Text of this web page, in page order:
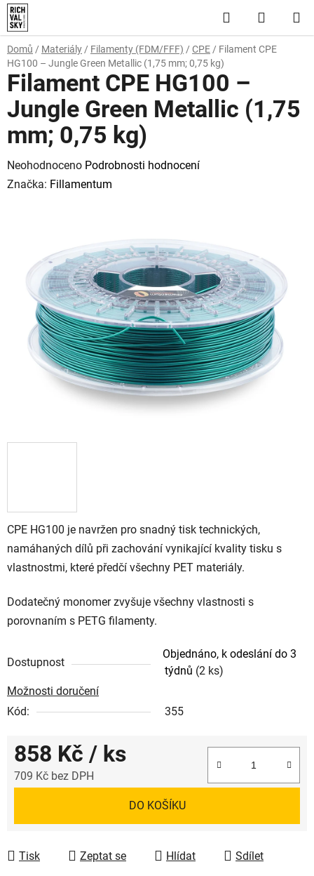
Přejít
na
obsah
Hledat
KOŠÍK
Domů / Materiály / Filamenty (FDM/FFF) / CPE / Filament CPE
HG100 – Jungle Green Metallic (1,75 mm; 0,75 kg)
CPE HG100 je navržen pro snadný tisk technických,
namáhaných dílů při zachování vynikající kvality tisku s
vlastnostmi, které předčí všechny PET materiály.
Dodatečný monomer zvyšuje všechny vlastnosti s
porovnaním s PETG filamenty.
Dostupnost
Objednáno, k odeslání do 3
týdnů (2 ks)
Možnosti doručení
Kód:
355
858 Kč / ks
709 Kč bez DPH
DO KOŠÍKU
Tisk Zeptat se Hlídat Sdílet
Filament CPE HG100 –
Jungle Green Metallic (1,75
mm; 0,75 kg)
Průměrné
hodnocení
hvězdiček.
Neohodnoceno Podrobnosti hodnocení
Značka: Fillamentum